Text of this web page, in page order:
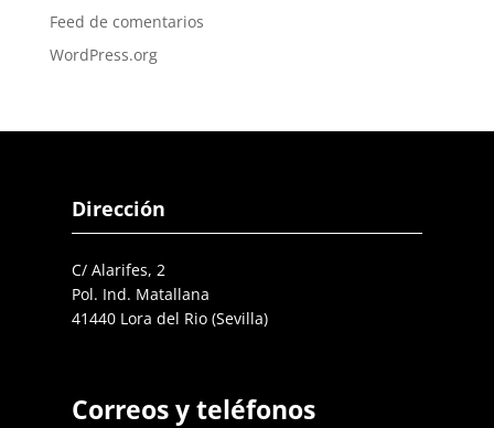
Feed de comentarios
WordPress.org
Dirección
C/ Alarifes, 2
Pol. Ind. Matallana
41440 Lora del Rio (Sevilla)
Correos y teléfonos